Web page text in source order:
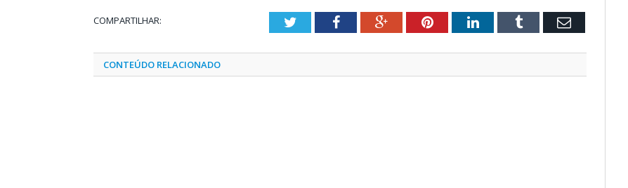
COMPARTILHAR: TwitterFacebookGoogle+PinterestLinkedInTumblr Email
CONTEÚDO RELACIONADO